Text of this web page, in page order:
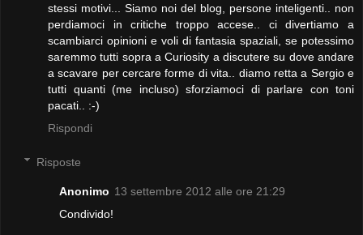
stessi motivi... Siamo noi del blog, persone inteligenti.. non
perdiamoci in critiche troppo accese.. ci divertiamo a
scambiarci opinioni e voli di fantasia spaziali, se potessimo
saremmo tutti sopra a Curiosity a discutere su dove andare
a scavare per cercare forme di vita.. diamo retta a Sergio e
tutti quanti (me incluso) sforziamoci di parlare con toni
pacati.. :-)
Rispondi
Risposte
Anonimo 13 settembre 2012 alle ore 21:29
Condivido!